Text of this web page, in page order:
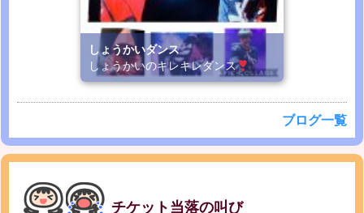
しょうかいダンス
しょうかいのキレキレダンス
ブログ一覧
チケット当落の叫び